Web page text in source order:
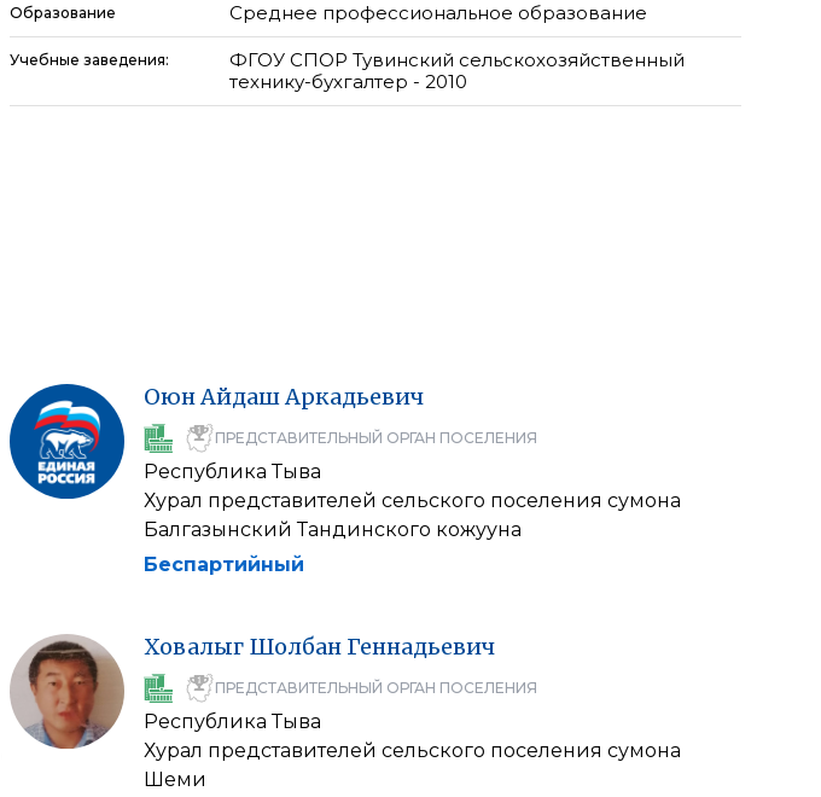
Образование Среднее профессиональное образование
Учебные заведения:
ФГОУ СПОР Тувинский сельскохозяйственный
технику-бухгалтер - 2010
ОюнАйдашАркадьевич
ПРЕДСТАВИТЕЛЬНЫЙ ОРГАН ПОСЕЛЕНИЯ
Республика Тыва
Хурал представителей сельского поселения сумона
Балгазынский Тандинского кожууна
Беспартийный
Ховалыг Шолбан Геннадьевич
ПРЕДСТАВИТЕЛЬНЫЙ ОРГАН ПОСЕЛЕНИЯ
Республика Тыва
Хурал представителей сельского поселения сумона
Шеми